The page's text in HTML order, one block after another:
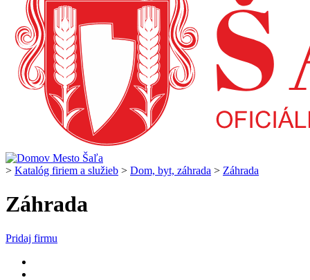
> Katalóg firiem a služieb > Dom, byt, záhrada > Záhrada
Záhrada
Pridaj firmu